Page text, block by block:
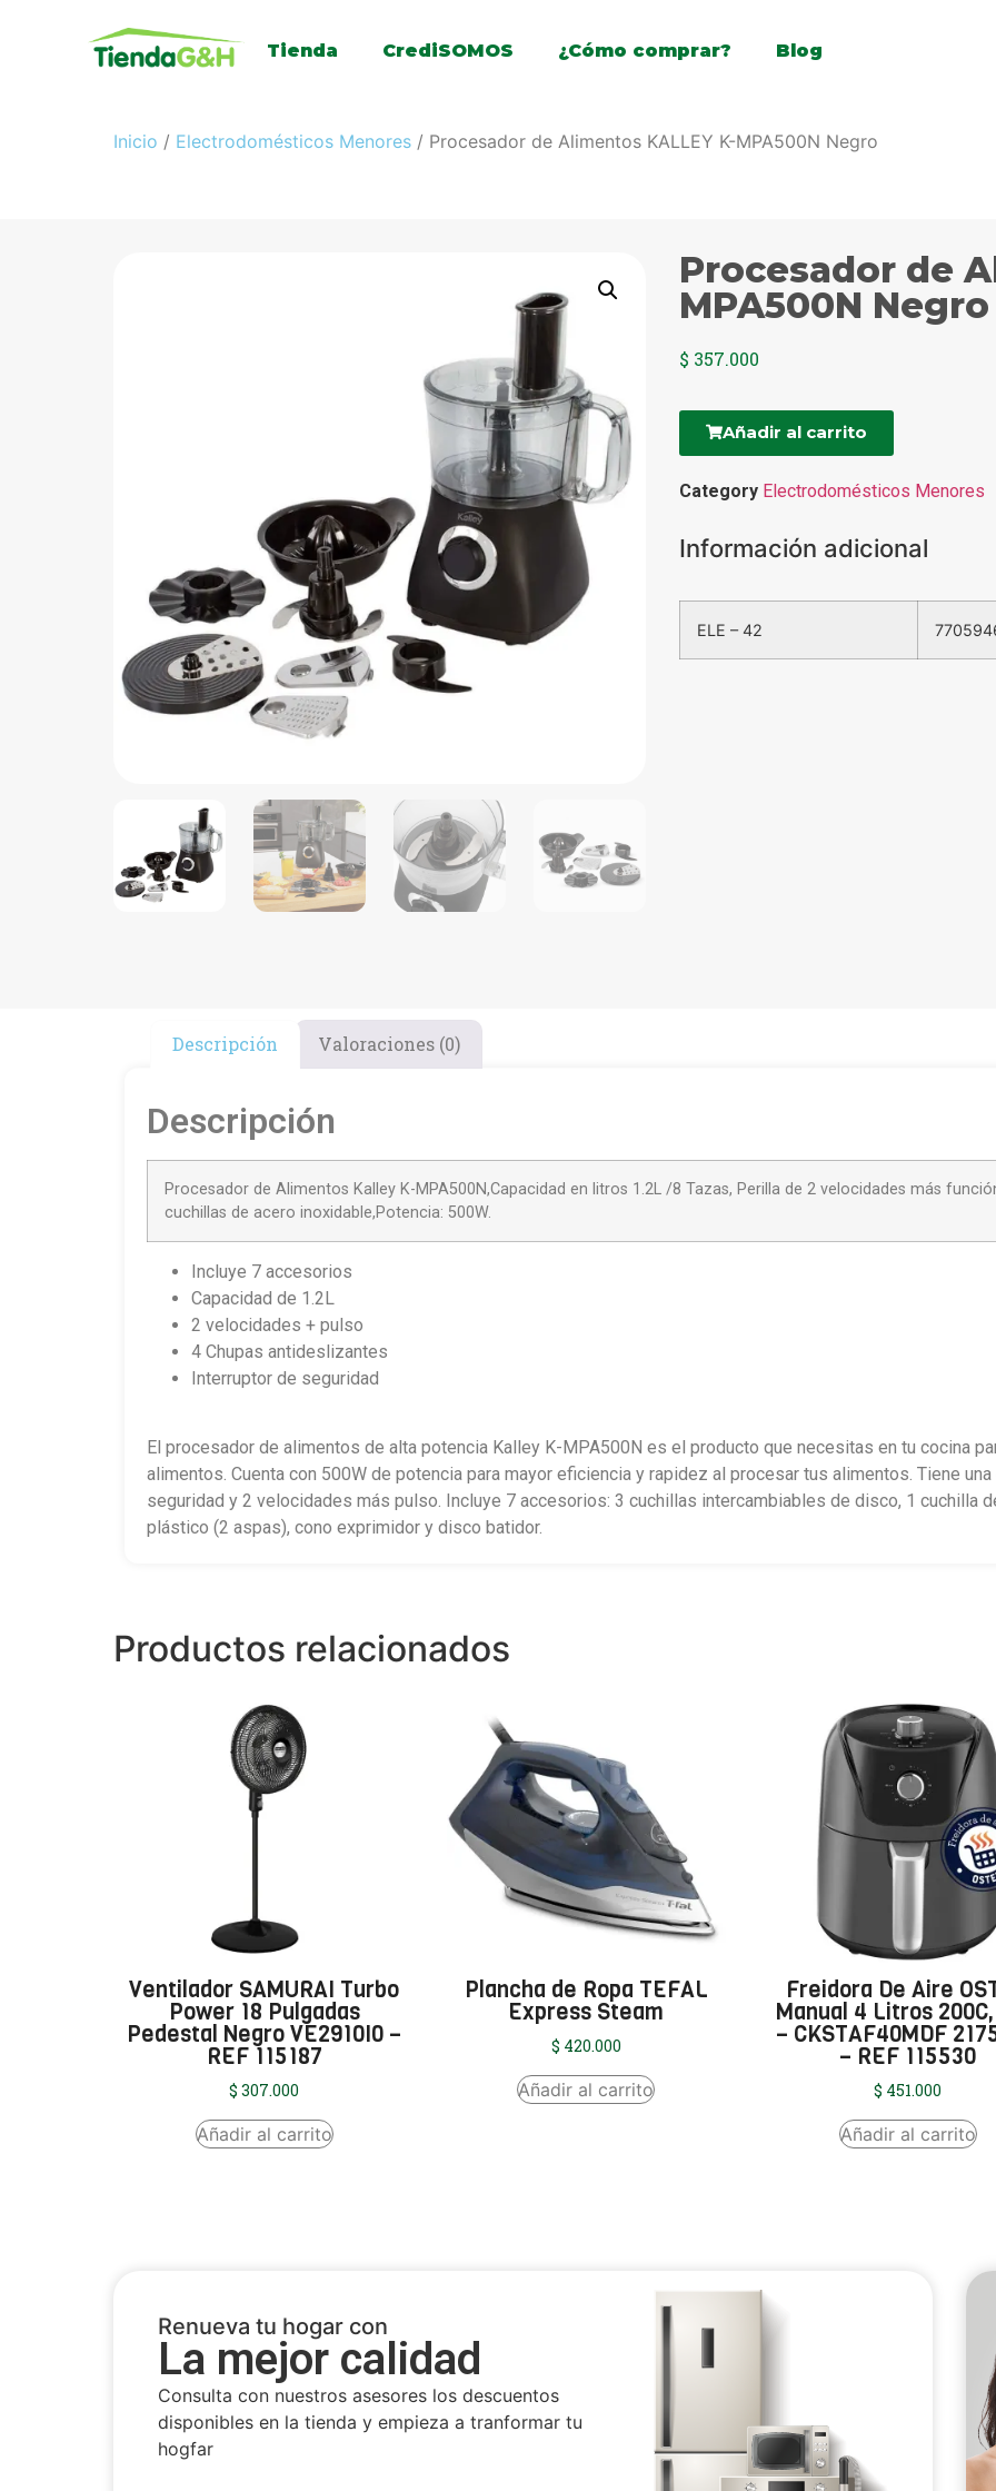
Tienda CrediSOMOS ¿Cómo comprar? Blog
Inicio / Electrodomésticos Menores / Procesador de Alimentos KALLEY K-MPA500N Negro
Procesador de
MPA500N Negro
$ 357.000
Añadir al carrito
Category Electrodomésticos Menores
Información adicional
ELE – 42
Descripción Valoraciones (0)
Descripción
Procesador de Alimentos Kalley K-MPA500N,Capacidad en litros 1.2L /8 Tazas, Perilla de 2 velocidades más
cuchillas de acero inoxidable,Potencia: 500W.
Incluye 7 accesorios
Capacidad de 1.2L
2 velocidades + pulso
4 Chupas antideslizantes
Interruptor de seguridad
El procesador de alimentos de alta potencia Kalley K-MPA500N es el producto que necesitas en tu cocina
alimentos. Cuenta con 500W de potencia para mayor eficiencia y rapidez al procesar tus alimentos. Tiene
seguridad y 2 velocidades más pulso. Incluye 7 accesorios: 3 cuchillas intercambiables de disco, 1 cuchilla
plástico (2 aspas), cono exprimidor y disco batidor.
Productos relacionados
Ventilador SAMURAI Turbo
Power 18 Pulgadas
Pedestal Negro VE2910I0 –
REF 115187
$ 307.000
Añadir al carrito
Plancha de Ropa TEFAL
Express Steam
$ 420.000
Añadir al carrito
Freidora De Aire
Manual 4 Litros
– CKSTAF40MDF
– REF 115530
$ 451.000
Añadir al carrito
Renueva tu hogar con
La mejor calidad
Consulta con nuestros asesores los descuentos
disponibles en la tienda y empieza a tranformar tu
hogfar